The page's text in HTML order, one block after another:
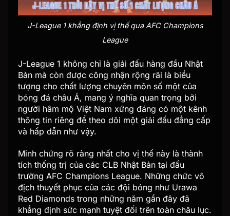
J-League 1 khẳng định vị thế qua AFC Champions
League
J-League 1 không chỉ là giải đấu hàng đầu Nhật
Bản mà còn được công nhận rộng rãi là biểu
tượng cho chất lượng chuyên môn số một của
bóng đá châu Á, mang ý nghĩa quan trọng bởi
người hâm mộ Việt Nam xứng đáng có một kênh
thông tin riêng để theo dõi một giải đấu đẳng cấp
và hấp dẫn như vậy.
Minh chứng rõ ràng nhất cho vị thế này là thành
tích thống trị của các CLB Nhật Bản tại đấu
trường AFC Champions League. Những chức vô
địch thuyết phục của các đội bóng như Urawa
Red Diamonds trong những năm gần đây đã
khẳng định sức mạnh tuyệt đối trên toàn châu lục.